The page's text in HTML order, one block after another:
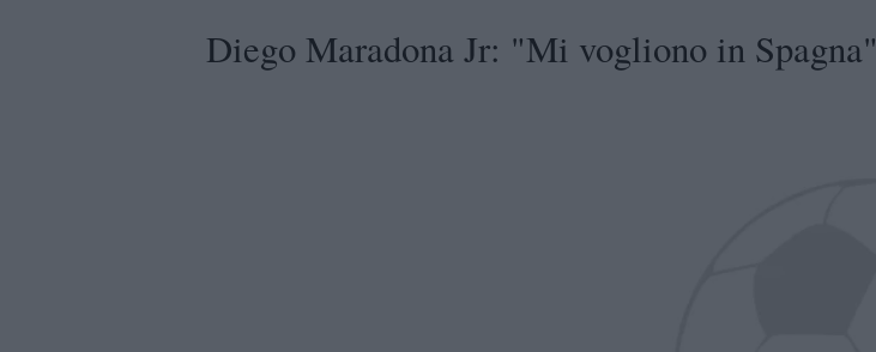
Diego Maradona Jr: "Mi vogliono in Spagna"